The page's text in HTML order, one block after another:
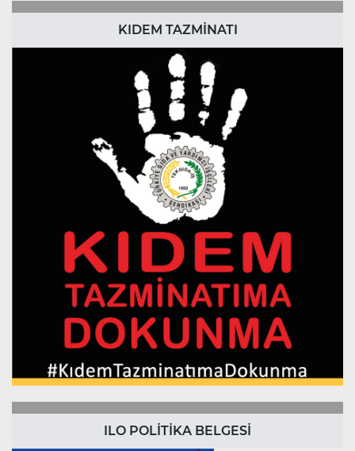
KIDEM TAZMİNATI
ILO POLİTİKA BELGESİ